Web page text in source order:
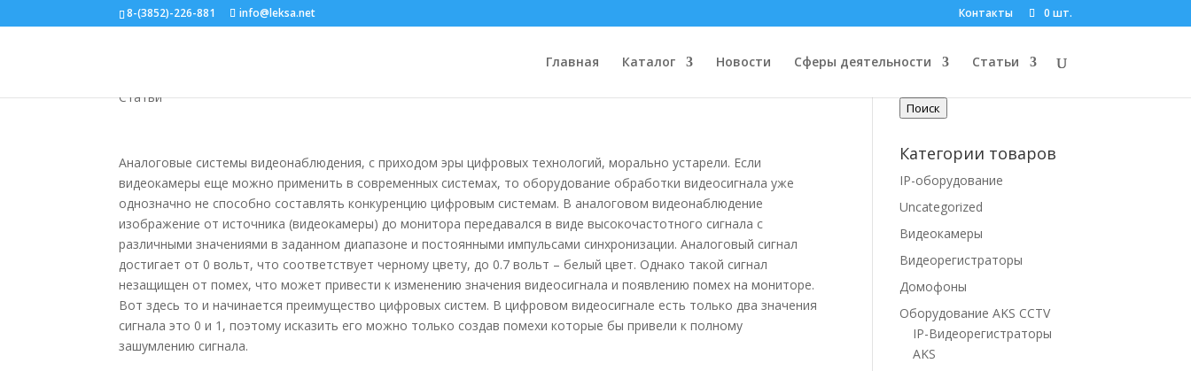
8-(3852)-226-881 info@leksa.net Контакты 0 шт.
Главная Каталог Новости Сферы деятельности Статьи
Типы систем видеонаблюдения.
Статьи
Аналоговые системы видеонаблюдения, с приходом эры цифровых технологий, морально устарели. Если
видеокамеры еще можно применить в современных системах, то оборудование обработки видеосигнала уже
однозначно не способно составлять конкуренцию цифровым системам. В аналоговом видеонаблюдение
изображение от источника (видеокамеры) до монитора передавался в виде высокочастотного сигнала с
различными значениями в заданном диапазоне и постоянными импульсами синхронизации. Аналоговый сигнал
достигает от 0 вольт, что соответствует черному цвету, до 0.7 вольт – белый цвет. Однако такой сигнал
незащищен от помех, что может привести к изменению значения видеосигнала и появлению помех на мониторе.
Вот здесь то и начинается преимущество цифровых систем. В цифровом видеосигнале есть только два значения
сигнала это 0 и 1, поэтому исказить его можно только создав помехи которые бы привели к полному
зашумлению сигнала.
Поиск по товарам
Поиск
Категории товаров
IP-оборудование
Uncategorized
Видеокамеры
Видеорегистраторы
Домофоны
Оборудование AKS CCTV
IP-Видеорегистраторы
AKS